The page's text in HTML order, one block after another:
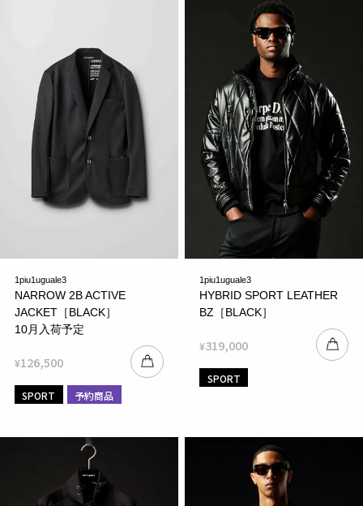
1piu1uguale3
NARROW 2B ACTIVE
JACKET［BLACK］
10月入荷予定
¥126,500
SPORT 予約商品
1piu1uguale3
HYBRID SPORT LEATHER
BZ［BLACK］
¥319,000
SPORT